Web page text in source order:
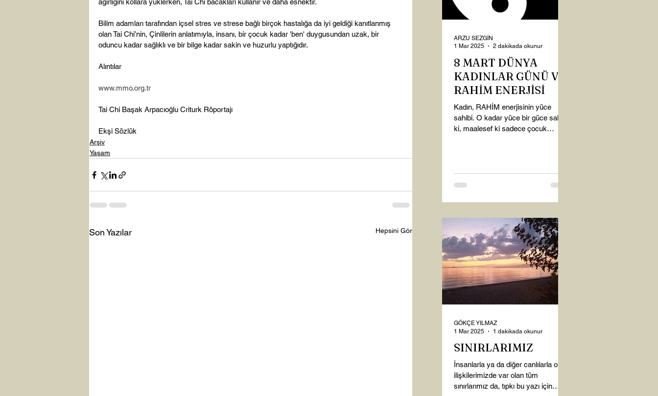
ağırlığını kollara yüklerken, Tai Chi bacakları kullanır ve daha esnektir.
Bilim adamları tarafından içsel stres ve strese bağlı birçok hastalığa da iyi geldiği kanıtlanmış
olan Tai Chi’nin, Çinlilerin anlatımıyla, insanı, bir çocuk kadar 'ben' duygusundan uzak, bir
oduncu kadar sağlıklı ve bir bilge kadar sakin ve huzurlu yaptığıdır.
Alıntılar
www.mmo.org.tr
Tai Chi Başak Arpacıoğlu Criturk Röportajı
Ekşi Sözlük
Arşiv
Yaşam
Son Yazılar Hepsini Gör
8 MART DÜNYA
KADINLAR GÜNÜ VE
RAHİM ENERJİSİ
Kadın, RAHİM enerjisinin yüce
sahibi. O kadar yüce bir güce sahip
ki, maalesef ki sadece çocuk
ARZU SEZGİN
1 Mar 2025
2 dakikada okunur
SINIRLARIMIZ
İnsanlarla ya da diğer canlılarla olan
ilişkilerimizde var olan tüm
sınırlarımız da, tıpkı bu yazı için
GÖKÇE YILMAZ
1 Mar 2025
1 dakikada okunur